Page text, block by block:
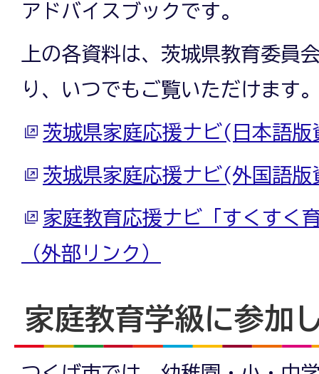
アドバイスブックです。
上の各資料は、茨城県教育委員
り、いつでもご覧いただけます
茨城県家庭応援ナビ(日本語
茨城県家庭応援ナビ(外国語
家庭教育応援ナビ「すくすく
（外部リンク）
家庭教育学級に参加